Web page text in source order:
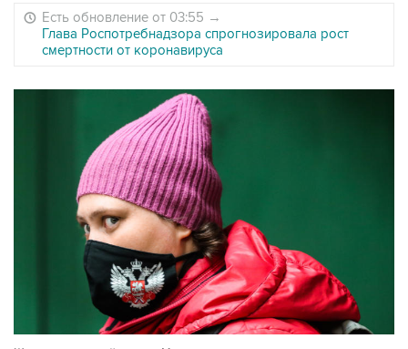
Есть обновление от 03:55 →
Глава Роспотребнадзора спрогнозировала рост
смертности от коронавируса